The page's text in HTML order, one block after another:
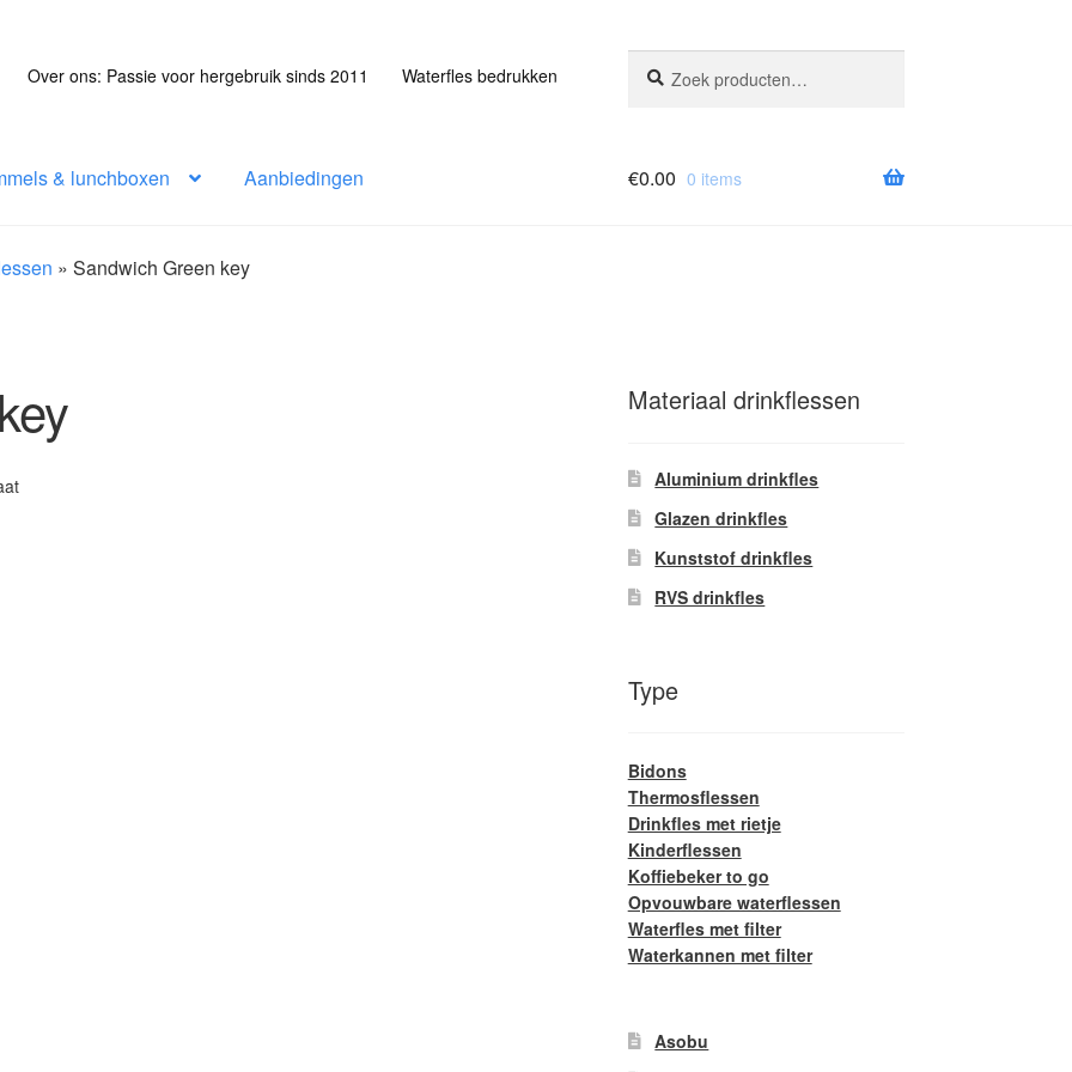
Over ons: Passie voor hergebruik sinds 2011 Waterfles bedrukken
naar:
& lunchboxen Aanbiedingen €0.00 0 items
»Sandwich Green key
Materiaal drinkflessen
Aluminium drinkfles
Glazen drinkfles
Kunststof drinkfles
RVS drinkfles
Type
Bidons
Thermosflessen
Drinkfles met rietje
Kinderflessen
Koffiebeker to go
Opvouwbare waterflessen
Waterfles met filter
Waterkannen met filter
Asobu